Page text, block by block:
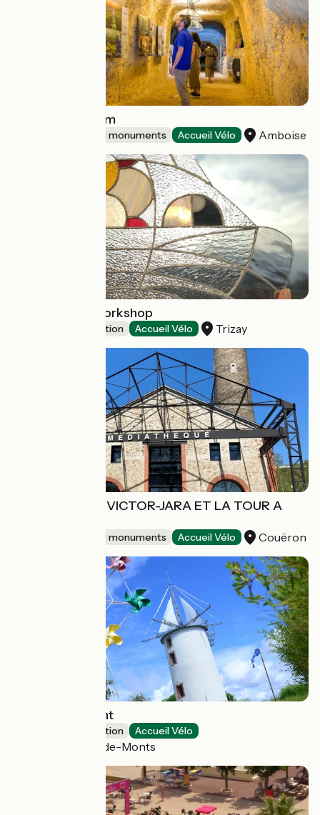
Bistrot L'oppidum
Sites and historical monuments Accueil Vélo Amboise
Stained glass workshop
Leisure and recreation Accueil Vélo Trizay
MEDIATHEQUE VICTOR-JARA ET LA TOUR A
Sites and historical monuments Accueil Vélo Couëron
Le Jardin du Vent
Leisure and recreation Accueil Vélo
Notre-Dame-de-Monts